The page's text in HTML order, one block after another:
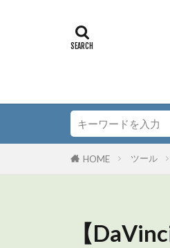
HOME ツール
【